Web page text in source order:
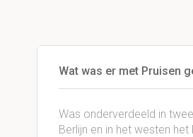
Wat was er met Pruisen
Was onderverdeeld in
Berlijn en in het westen het